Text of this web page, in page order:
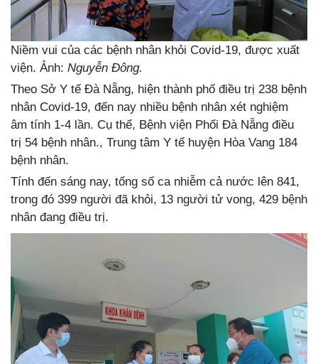
Niềm vui của các bệnh nhân khỏi Covid-19, được xuất
viện. Ảnh: Nguyễn Đông.
Theo Sở Y tế Đà Nẵng, hiện thành phố điều trị 238 bệnh
nhân Covid-19, đến nay nhiều bệnh nhân xét nghiệm
âm tính 1-4 lần. Cụ thể, Bệnh viện Phổi Đà Nẵng điều
trị 54 bệnh nhân., Trung tâm Y tế huyện Hòa Vang 184
bệnh nhân.
Tính đến sáng nay, tổng số ca nhiễm cả nước lên 841,
trong đó 399 người đã khỏi, 13 người tử vong, 429 bệnh
nhân đang điều trị.